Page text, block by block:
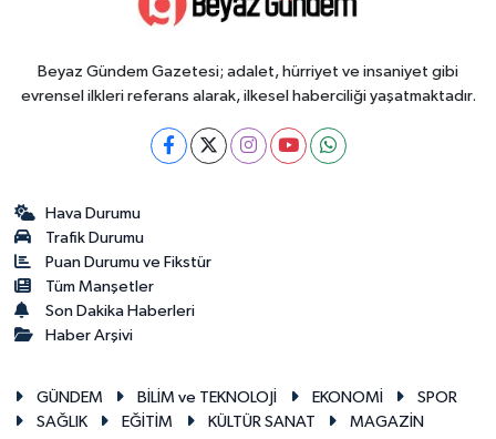
Beyaz Gündem Gazetesi; adalet, hürriyet ve insaniyet gibi
evrensel ilkleri referans alarak, ilkesel haberciliği yaşatmaktadır.
Hava Durumu
Trafik Durumu
Puan Durumu ve Fikstür
Tüm Manşetler
Son Dakika Haberleri
Haber Arşivi
GÜNDEM BİLİM ve TEKNOLOJİ EKONOMİ
SPOR
SAĞLIK
EĞİTİM KÜLTÜR SANAT
MAGAZİN